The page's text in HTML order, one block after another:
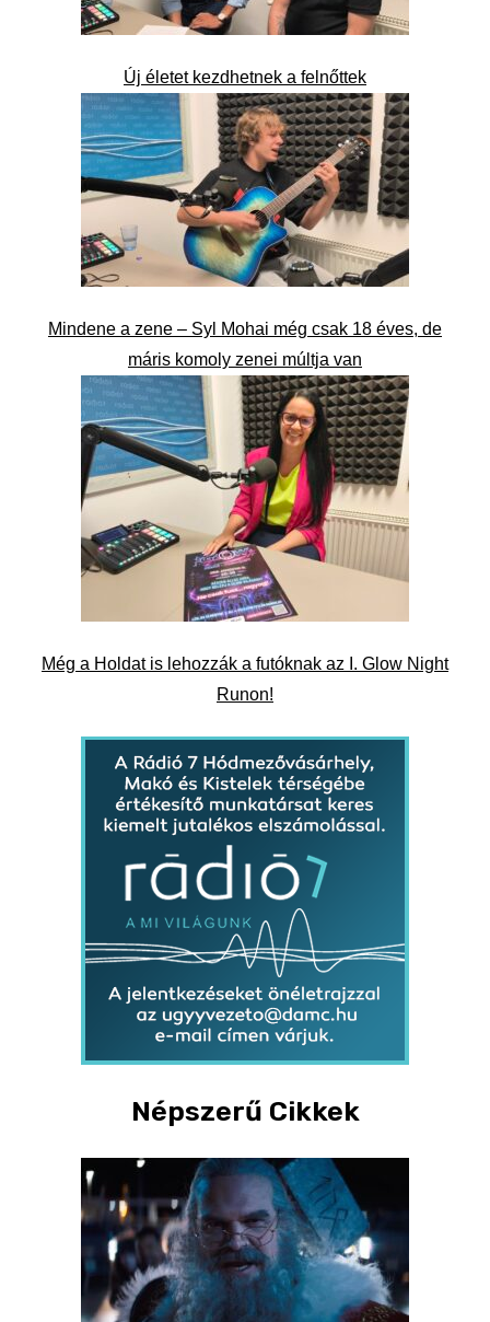
Új életet kezdhetnek a felnőttek
Mindene a zene – Syl Mohai még csak 18 éves, de
máris komoly zenei múltja van
Még a Holdat is lehozzák a futóknak az I. Glow Night
Runon!
Népszerű Cikkek